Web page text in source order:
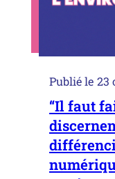
Publié le 23
“Il faut